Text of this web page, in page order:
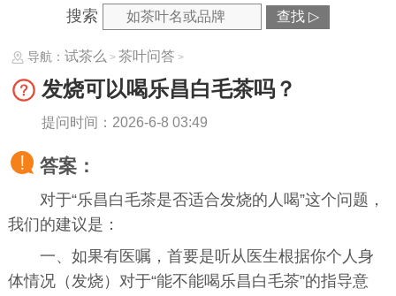
搜索 查找 ▷
导航： 试茶么 > 茶叶问答 >
发烧可以喝乐昌白毛茶吗？
提问时间：2026-6-8 03:49
答案：
对于“乐昌白毛茶是否适合发烧的人喝”这个问题，
我们的建议是：
一、如果有医嘱，首要是听从医生根据你个人身
体情况（发烧）对于“能不能喝乐昌白毛茶”的指导意